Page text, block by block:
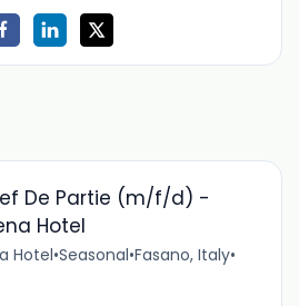
De Partie (m/f/d) -
Hotel
Hotel•Seasonal•Fasano, Italy•